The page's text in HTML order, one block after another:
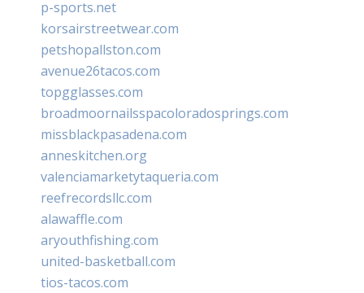
p-sports.net
korsairstreetwear.com
petshopallston.com
avenue26tacos.com
topgglasses.com
broadmoornailsspacoloradosprings.com
missblackpasadena.com
anneskitchen.org
valenciamarketytaqueria.com
reefrecordsllc.com
alawaffle.com
aryouthfishing.com
united-basketball.com
tios-tacos.com